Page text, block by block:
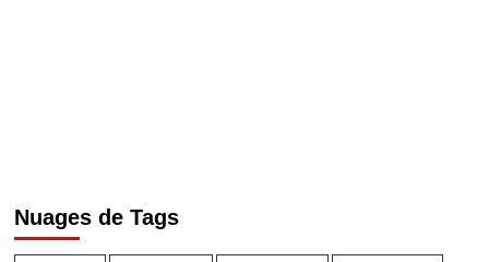
Nuages de Tags